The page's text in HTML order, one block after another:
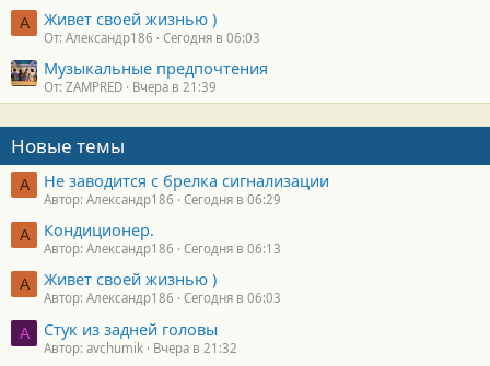
А Живет своей жизнью )
От: Александр186 Сегодня в 06:03
Музыкальные предпочтения
От: ZAMPRED Вчера в 21:39
Новые темы
А Не заводится с брелка сигнализации
Автор: Александр186 Сегодня в 06:29
А Кондиционер.
Автор: Александр186 Сегодня в 06:13
А Живет своей жизнью )
Автор: Александр186 Сегодня в 06:03
A Стук из задней головы
Автор: avchumik Вчера в 21:32